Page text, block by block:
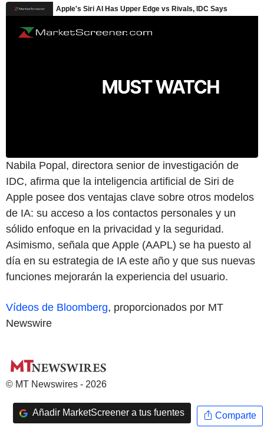
Nabila Popal, directora senior de investigación de
IDC, afirma que la inteligencia artificial de Siri de
Apple posee dos ventajas clave sobre otros modelos
de IA: su acceso a los contactos personales y un
sólido enfoque en la privacidad y la seguridad.
Asimismo, señala que Apple (AAPL) se ha puesto al
día en su estrategia de IA este año y que sus nuevas
funciones mejorarán la experiencia del usuario.
Vídeos de Bloomberg, proporcionados por MT
Newswire
© MT Newswires - 2026
Añadir MarketScreener a tus fuentes Comparte